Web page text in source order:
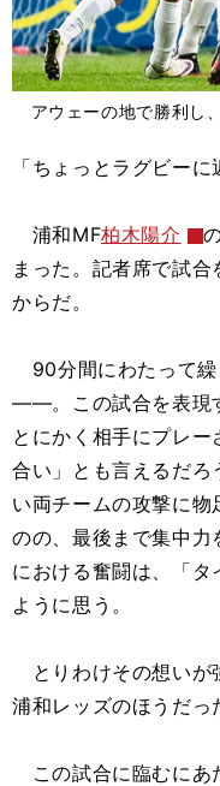
アウェーの地で勝利し
「ちょっとラグビー
浦和MF柏木陽介
まった。記者席で試
からだ。
90分間にわたって繰
――。この試合を表現
とにかく相手にプレ
合い」とも言えるだろ
い両チームの攻撃に物
のの、最後まで集中
における奮闘は、「タ
ように思う。
とりわけその想いが
浦和レッズのほうだっ
この試合に臨むにあ